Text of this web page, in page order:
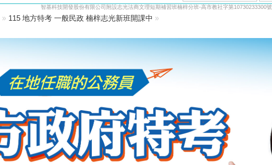
智基科技開發股份有限公司附設志光法商文理短期補習班楠梓分班-高市教社字第10730233300號
» 115 地方特考 一般民政 楠梓志光新班開課中 »